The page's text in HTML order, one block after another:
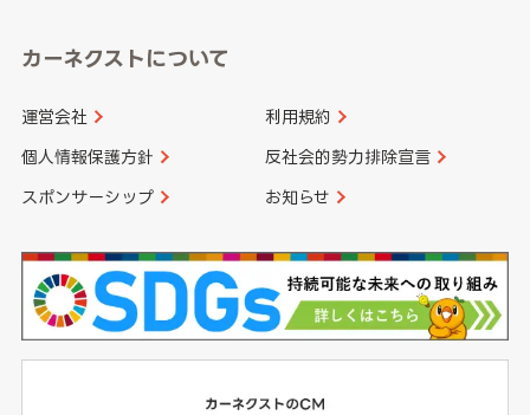
カーネクストについて
運営会社 利用規約
個人情報保護方針 反社会的勢力排除宣言
スポンサーシップ お知らせ